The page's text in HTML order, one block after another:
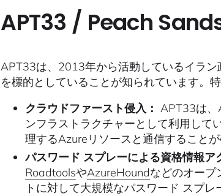
APT33 / Peach
APT33は、2013年から活動しているイラ
を標的としていることが知られています。
クラウドファースト侵入： APT33は、
ンフラストラクチャーとして利用して
理するAzureリソースと通信することが
パスワード スプレーによる資格情報ア
RoadtoolsやAzureHoundなどのオー
トに対して大規模なパスワード スプレ